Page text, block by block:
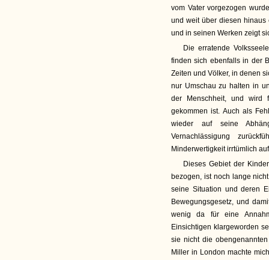
vom Vater vorgezogen
und weit über diesen hinaus
und in seinen Werken zeigt
Die erratende
finden sich ebenfalls in der
Zeiten und Völker, in denen
nur Umschau zu halten in
der Menschheit, und wird
gekommen ist. Auch als
wieder auf seine
Vernachlässigung
Minderwertigkeit irrtümlich
Dieses Gebiet der
bezogen, ist noch lange
seine Situation und deren
Bewegungsgesetz, und
wenig da für eine
Einsichtigen klargeworden
sie nicht die
Miller in London machte